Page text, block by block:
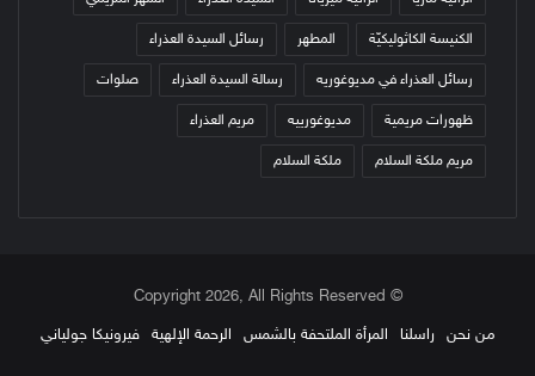
الكنيسة الكاثوليكيّة المطهر رسائل السيدة العذراء
رسائل العذراء في مديوغوريه رسالة السيدة العذراء صلوات
ظهورات مريمية مديوغورييه مريم العذراء
مريم ملكة السلام ملكة السلام
© Copyright 2026, All Rights Reserved
من نحن
راسلنا المرأة الملتحفة بالشمس الرحمة الإلهية فيرونيكا جولياني